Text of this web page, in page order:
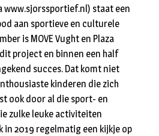
www.sjorssportief.nl) staat een
aan sportieve en culturele
is MOVE Vught en Plaza
project en binnen een half
succes. Dat komt niet
kinderen die zich
ook door al die sport- en
zulke leuke activiteiten
in 2019 regelmatig een kijkje op